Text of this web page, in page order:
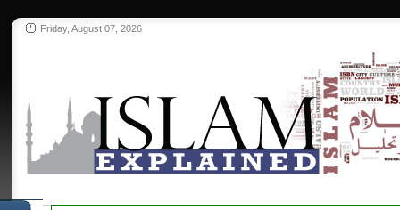
Friday, August 07, 2026